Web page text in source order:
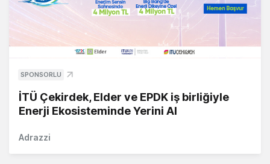
SPONSORLU
İTÜ Çekirdek, Elder ve EPDK iş birliğiyle
Enerji Ekosisteminde Yerini Al
Adrazzi